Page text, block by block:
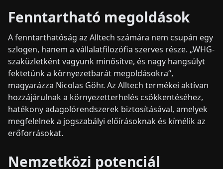
Fenntartható megoldások
A fenntarthatóság az Alltech számára nem csupán egy
szlogen, hanem a vállalatfilozófia szerves része. „WHG-
szaküzletként vagyunk minősítve, és nagy hangsúlyt
fektetünk a környezetbarát megoldásokra“,
magyarázza Nicolas Göhr. Az Alltech termékei aktívan
hozzájárulnak a környezetterhelés csökkentéséhez,
hatékony adagolórendszerek biztosításával, amelyek
megfelelnek a jogszabályi előírásoknak és kímélik az
erőforrásokat.
Nemzetközi potenciál